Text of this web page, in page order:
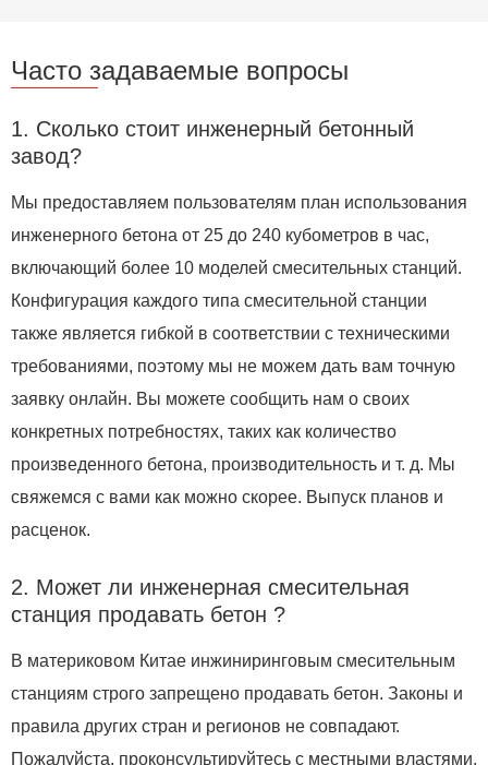
Часто задаваемые вопросы
1. Сколько стоит инженерный бетонный
завод?
Мы предоставляем пользователям план использования
инженерного бетона от 25 до 240 кубометров в час,
включающий более 10 моделей смесительных станций.
Конфигурация каждого типа смесительной станции
также является гибкой в соответствии с техническими
требованиями, поэтому мы не можем дать вам точную
заявку онлайн. Вы можете сообщить нам о своих
конкретных потребностях, таких как количество
произведенного бетона, производительность и т. д. Мы
свяжемся с вами как можно скорее. Выпуск планов и
расценок.
2. Может ли инженерная смесительная
станция продавать бетон ?
В материковом Китае инжиниринговым смесительным
станциям строго запрещено продавать бетон. Законы и
правила других стран и регионов не совпадают.
Пожалуйста, проконсультируйтесь с местными властями.